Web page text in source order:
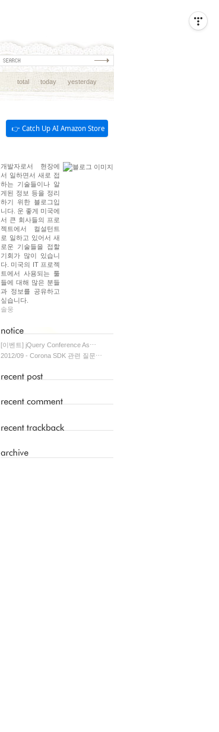
total today yesterday
👉 Catch Up AI Amazon Store
개발자로서 현장에
서 일하면서 새로 접
하는 기술들이나 알
게된 정보 등을 정리
하기 위한 블로그입
니다. 운 좋게 미국에
서 큰 회사들의 프로
젝트에서 컬설턴트
로 일하고 있어서 새
로운 기술들을 접할
기회가 많이 있습니
다. 미국의 IT 프로젝
트에서 사용되는 툴
들에 대해 많은 분들
과 정보를 공유하고
싶습니다.
솔웅
[이벤트] jQuery Conference As⋯
2012/09 - Corona SDK 관련 질문⋯